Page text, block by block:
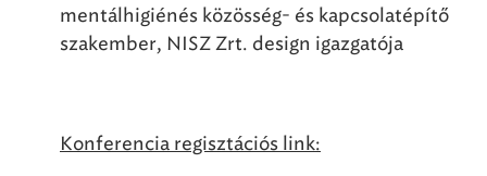
mentálhigiénés közösség- és kapcsolatépítő
szakember, NISZ Zrt. design igazgatója
Konferencia regisztációs link: